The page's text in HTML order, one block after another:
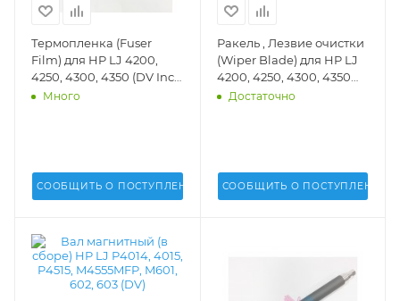
Термопленка (Fuser
Film) для HP LJ 4200,
4250, 4300, 4350 (DV Inc.)
- DV-FF-HP4300
Много
СООБЩИТЬ О ПОСТУПЛЕНИИ
Ракель , Лезвие очистки
(Wiper Blade) для HP LJ
4200, 4250, 4300, 4350
(DV Inc.) - DV-WB-
Достаточно
СООБЩИТЬ О ПОСТУПЛЕНИИ